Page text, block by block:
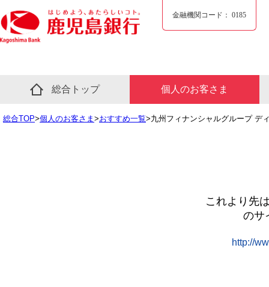
金融機関コード： 0185
総合トップ 個人のお客さま
総合TOP>個人のお客さま >おすすめ一覧>九州フィナンシャルグループ デ
これより先
のサ
http://